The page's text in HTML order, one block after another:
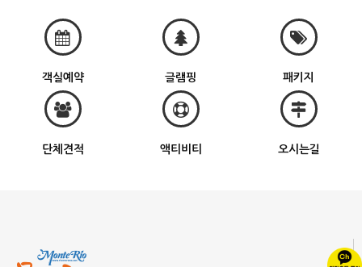
객실예약 글램핑 패키지
단체견적 액티비티 오시는길